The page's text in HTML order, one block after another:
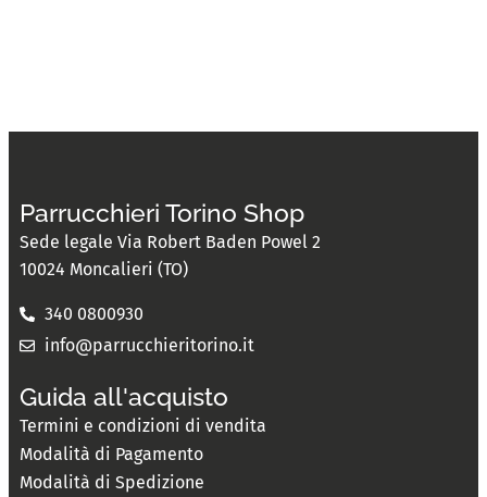
Parrucchieri Torino Shop
Sede legale Via Robert Baden Powel 2
10024 Moncalieri (TO)
340 0800930
info@parrucchieritorino.it
Guida all'acquisto
Termini e condizioni di vendita
Modalità di Pagamento
Modalità di Spedizione